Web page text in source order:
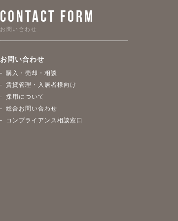
CONTACT FORM
お問い合わせ
お問い合わせ
購入・売却・相談
賃貸管理・入居者様向け
採用について
総合お問い合わせ
コンプライアンス相談窓口